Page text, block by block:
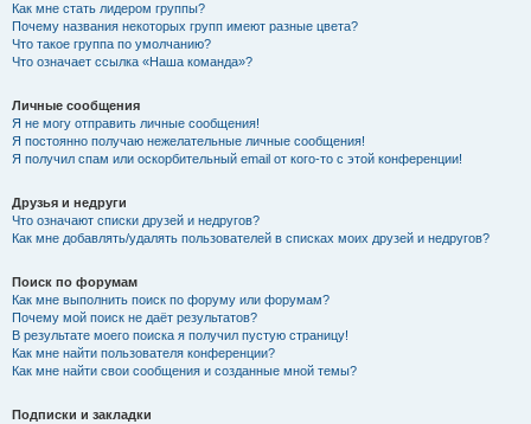
Как мне стать лидером группы?
Почему названия некоторых групп имеют разные цвета?
Что такое группа по умолчанию?
Что означает ссылка «Наша команда»?
Личные сообщения
Я не могу отправить личные сообщения!
Я постоянно получаю нежелательные личные сообщения!
Я получил спам или оскорбительный email от кого-то с этой конференции!
Друзья и недруги
Что означают списки друзей и недругов?
Как мне добавлять/удалять пользователей в списках моих друзей и недругов?
Поиск по форумам
Как мне выполнить поиск по форуму или форумам?
Почему мой поиск не даёт результатов?
В результате моего поиска я получил пустую страницу!
Как мне найти пользователя конференции?
Как мне найти свои сообщения и созданные мной темы?
Подписки и закладки